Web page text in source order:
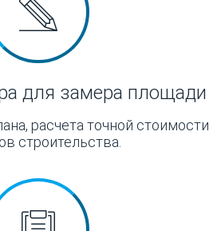
для замера площади
расчета точной стоимости
строительства.